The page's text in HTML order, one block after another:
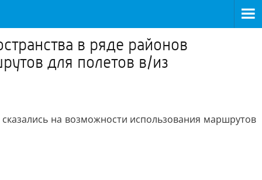
в ряде районов
для полетов в/из
на возможности использования маршрутов